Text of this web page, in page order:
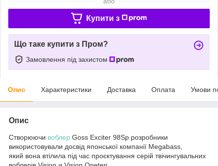
Купити з
Що таке купити з Пром?
Замовлення під захистом
Опис Характеристики Доставка Оплата Умови
Опис
Створюючи воблер Goss Exciter 98Sp розробники
використовували досвід японської компанії Megabass,
який вона втілила під час проєктування серій твічингувальних